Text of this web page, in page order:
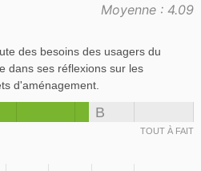
Moyenne : 4.09
des besoins des usagers du
dans ses réflexions sur les
d'aménagement.
B
TOUT À FAIT